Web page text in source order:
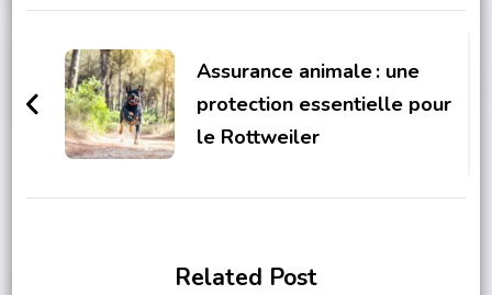
NavigationAssurance animale : une
protection essentielle pour
le Rottweiler
Related Post